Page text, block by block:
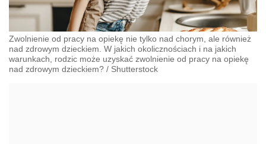
Zwolnienie od pracy na opiekę nie tylko nad chorym, ale również
nad zdrowym dzieckiem. W jakich okolicznościach i na jakich
warunkach, rodzic może uzyskać zwolnienie od pracy na opiekę
nad zdrowym dzieckiem? / Shutterstock